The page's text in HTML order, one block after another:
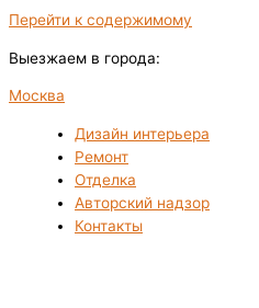
Перейти к содержимому
Выезжаем в города:
Москва
Дизайн интерьера
Ремонт
Отделка
Авторский надзор
Контакты